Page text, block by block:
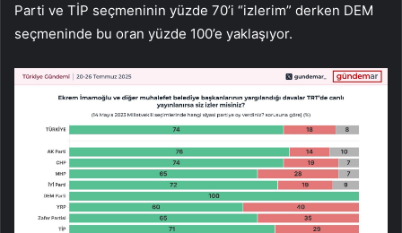
Parti ve TİP seçmeninin yüzde 70’i “izlerim” derken DEM
seçmeninde bu oran yüzde 100’e yaklaşıyor.